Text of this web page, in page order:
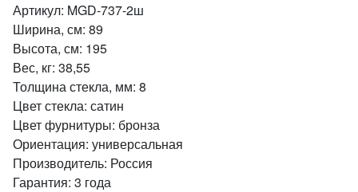
Артикул: MGD-737-2ш
Ширина, см: 89
Высота, см: 195
Вес, кг: 38,55
Толщина стекла, мм: 8
Цвет стекла: сатин
Цвет фурнитуры: бронза
Ориентация: универсальная
Производитель: Россия
Гарантия: 3 года